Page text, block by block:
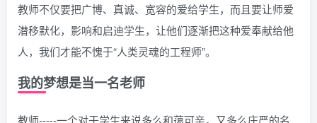
教师不仅要把广博、真诚、宽容的爱给学生，而且要让师爱
潜移默化，影响和启迪学生，让他们逐渐把这种爱奉献给他
人，我们才能不愧于“人类灵魂的工程师”。
我的梦想是当一名老师
教师-----一个对于学生来说多么和蔼可亲，又多么庄严的名